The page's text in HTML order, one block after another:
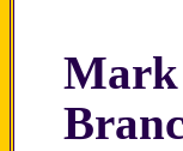
Mark